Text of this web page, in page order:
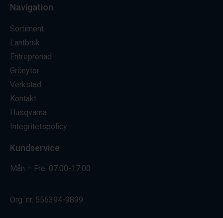
Navigation
Sortiment
Lantbruk
Entreprenad
Grönytor
Verkstad
Kontakt
Husqvarna
Integritetspolicy
Kundservice
Mån – Fre: 07.00-17.00
Org. nr. 556394-9899